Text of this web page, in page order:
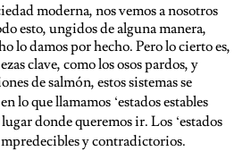
moderna, nos vemos a nosotros
esto, ungidos de alguna manera,
lo damos por hecho. Pero lo cierto es,
clave, como los osos pardos, y
de salmón, estos sistemas se
lo que llamamos ‘estados estables
donde queremos ir. Los ‘estados
y contradictorios.